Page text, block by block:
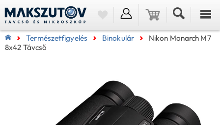
Természetfigyelés Binokulár
Nikon Monarch M7
8x42 Távcső